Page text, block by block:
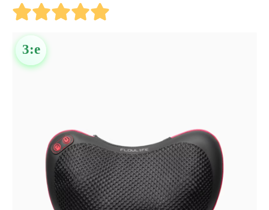
3:e